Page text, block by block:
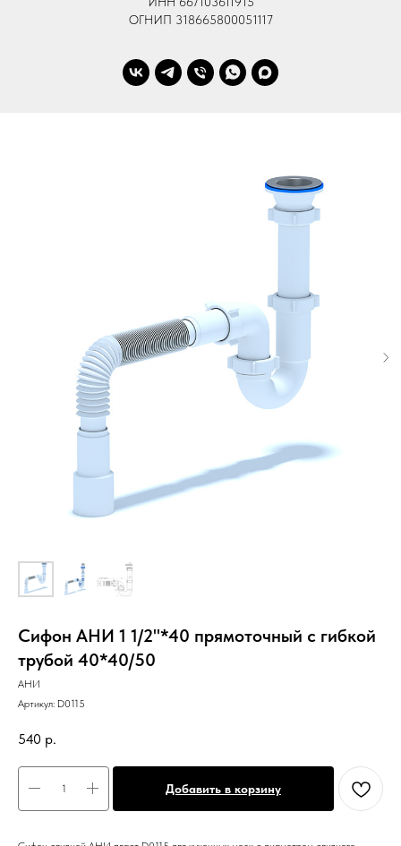
ОГНИП 318665800051117
Сифон АНИ 1 1/2"*40 прямоточный с гибкой
трубой 40*40/50
АНИ
Артикул: D0115
540 р.
Добавить в корзину